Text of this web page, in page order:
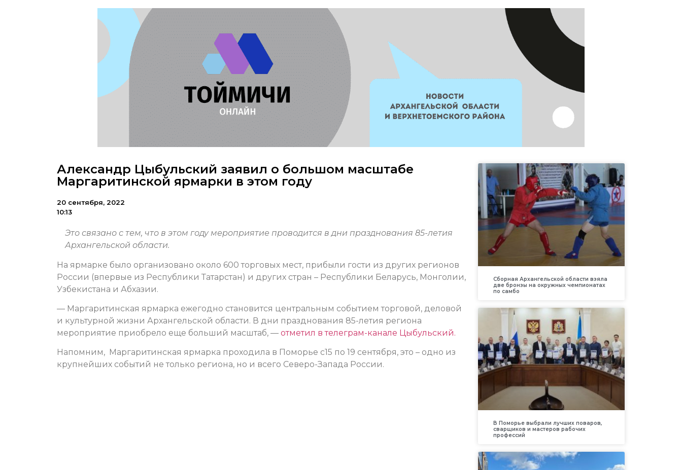
Александр Цыбульский заявил о большом масштабе
Маргаритинской ярмарки в этом году
20 сентября, 2022
10:13
Это связано с тем, что в этом году мероприятие проводится в дни празднования 85-летия
Архангельской области.
На ярмарке было организовано около 600 торговых мест, прибыли гости из других регионов
России (впервые из Республики Татарстан) и других стран – Республики Беларусь, Монголии,
Узбекистана и Абхазии.
— Маргаритинская ярмарка ежегодно становится центральным событием торговой, деловой
и культурной жизни Архангельской области. В дни празднования 85-летия региона
мероприятие приобрело еще больший масштаб, — отметил в телеграм-канале Цыбульский.
Напомним, Маргаритинская ярмарка проходила в Поморье с15 по 19 сентября, это – одно из
крупнейших событий не только региона, но и всего Северо-Запада России.
Сборная Архангельской области взяла
две бронзы на окружных чемпионатах
по самбо
В Поморье выбрали лучших поваров,
сварщиков и мастеров рабочих
профессий